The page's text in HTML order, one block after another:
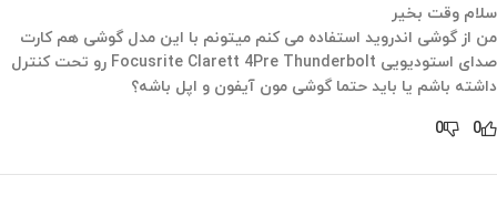
سلام وقت بخیر
من از گوشی اندروید استفاده می کنم میتونم با این مدل گوشی هم کارت
صدای استودیویی Focusrite Clarett 4Pre Thunderbolt رو تحت کنترل
داشته باشم یا باید حتما گوشی مون آیفون و اپل باشه؟
0
0